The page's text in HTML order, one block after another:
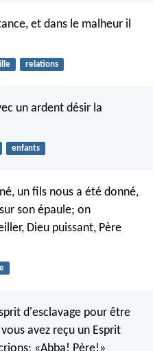
et dans le malheur il
relations
un ardent désir la
enfants
un fils nous a été donné,
son épaule; on
Dieu puissant, Père
d'esclavage pour être
avez reçu un Esprit